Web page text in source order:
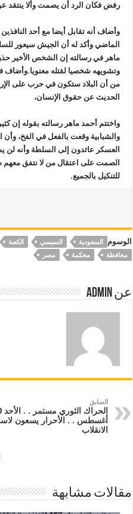
رفض فكان الرد أن يصمت وألا ينتقد
وأضاف أنه تقابل أيضا مع أحد
وتشويهه شخصيا لقتله معنويا.وأضاف
من أن البلاد ستكون في حرب على
الحديث عن حقوق الإنسان،
واختتم أحمد ماهر رسالته بقوله إن
والشبابية وقعت بالفعل في الفخ، وأن
العسكر عائدون إلى السلطة وأنه لن
الصمت على اعتقال من لا نتفق معهم
للتنكيل بالجميع.
الوسوم السعودية السيسي الكعبة
محافظة
محكمة مصر
عن Admin
السابق
أغسطس . . الأحرار يسعون
الانقلاب
مقالات مشابهة